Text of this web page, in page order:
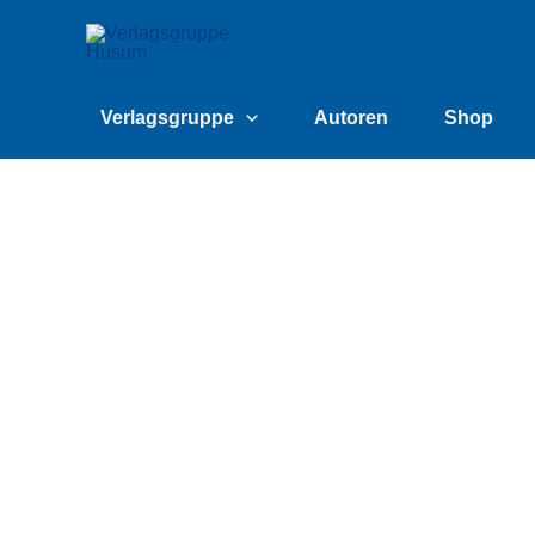
Verlagsgruppe Autoren Shop